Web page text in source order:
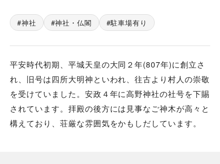
神社 神社・仏閣 駐車場有り
平安時代初期、平城天皇の大同２年(807年)に創立さ
れ、旧号は四所大明神といわれ、往古より村人の崇敬
を受けていました。安政４年に高野神社の社号を下賜
されています。拝殿の後方には見事なご神木が高々と
構えており、荘厳な雰囲気をかもしだしています。